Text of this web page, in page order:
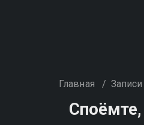
Главная /